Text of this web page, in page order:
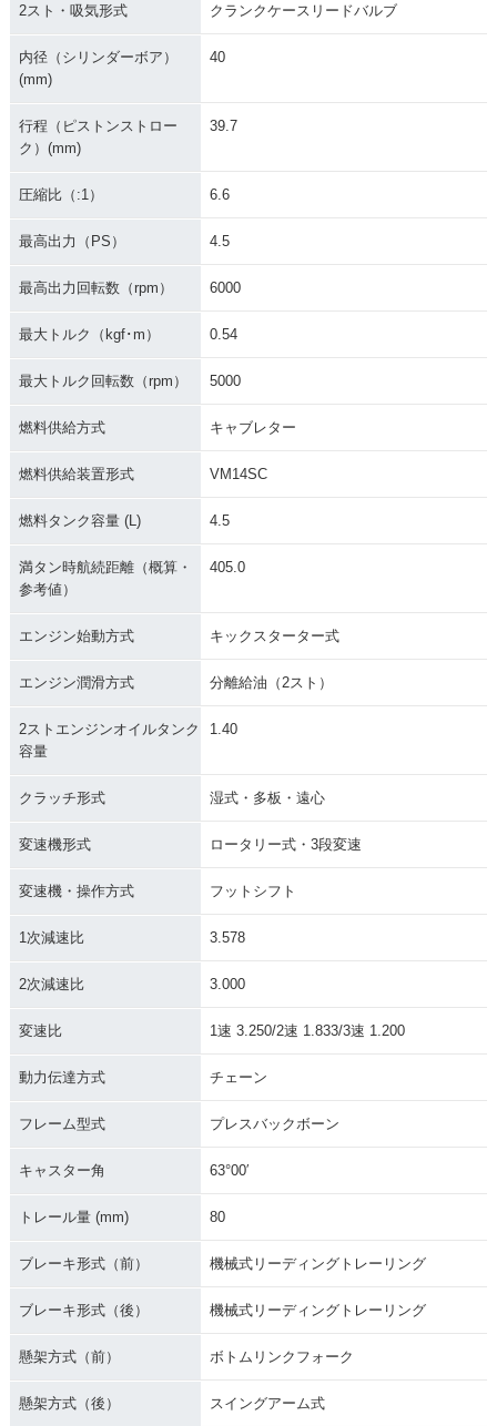
1985年 MATE V50E
1985年 MATE V50
1982年 MATE V50E
B・新登場
D
1980年 MATE V50
ジ
き・マイナーチェン
1976年 MATE V50
ジ
1976年 MATE V5
1976年 AUTOMATI
C MATE V50A・マ
1975年 MATE V50
2スト・吸気形式 クランクケースリードバルブ
内径（シリンダーボア）
(mm)
40
行程（ピストンストロー
ク）(mm)
39.7
圧縮比（:1） 6.6
最高出力（PS） 4.5
最高出力回転数（rpm） 6000
最大トルク（kgf･m） 0.54
最大トルク回転数（rpm） 5000
燃料供給方式 キャブレター
燃料供給装置形式 VM14SC
燃料タンク容量 (L) 4.5
満タン時航続距離（概算・
参考値）
405.0
エンジン始動方式 キックスターター式
エンジン潤滑方式 分離給油（2スト）
2ストエンジンオイルタンク
容量
1.40
クラッチ形式 湿式・多板・遠心
変速機形式 ロータリー式・3段変速
変速機・操作方式 フットシフト
1次減速比 3.578
2次減速比 3.000
変速比 1速 3.250/2速 1.833/3速 1.200
動力伝達方式 チェーン
フレーム型式 プレスバックボーン
キャスター角 63°00′
トレール量 (mm) 80
ブレーキ形式（前） 機械式リーディングトレーリング
ブレーキ形式（後） 機械式リーディングトレーリング
懸架方式（前） ボトムリンクフォーク
懸架方式（後） スイングアーム式